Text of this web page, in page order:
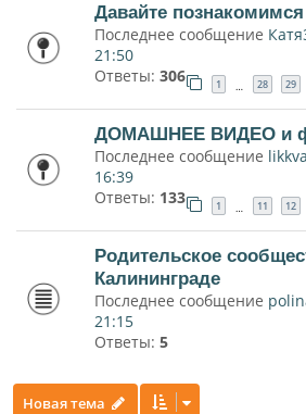
Давайте познакомимся
Последнее сообщение
21:50
Ответы: 306 1 … 28 29
ДОМАШНЕЕ ВИДЕО и
Последнее сообщение likkva
16:39
Ответы: 133 1 … 11 12
Родительское
Калининграде
Последнее сообщение
21:15
Ответы: 5
Новая тема